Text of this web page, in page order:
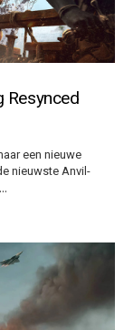
Resynced
een nieuwe
nieuwste Anvil-